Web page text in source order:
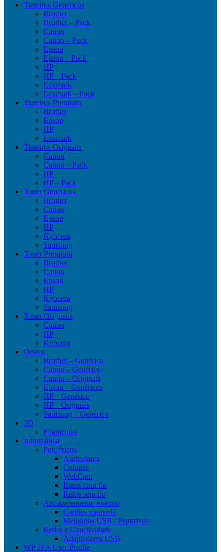
Tinteiros Genéricos
Brother
Brother – Pack
Canon
Canon – Pack
Epson
Epson – Pack
HP
HP – Pack
Lexmark
Lexmark – Pack
Tinteiros Premium
Brother
Epson
HP
Lexmark
Tinteiros Originais
Canon
Canon – Pack
HP
HP – Pack
Toner Genéricos
Brother
Canon
Epson
HP
Kyocera
Samsung
Toner Premium
Brother
Canon
Epson
HP
Kyocera
Samsung
Toner Originais
Canon
HP
Kyocera
Drums
Brother – Genérico
Canon – Genérico
Canon – Originais
Epson – Genéricos
HP – Genérico
HP – Originais
Samsung – Genérico
3D
Filamentos
Informática
Periféricos
Auriculares
Colunas
WebCam
Ratos com fio
Ratos sem fio
Armazenamento externo
Cartões memória
Memórias USB / Pendrives
Redes e Conetividade
Adaptadores USB
WP 2FA User Profile